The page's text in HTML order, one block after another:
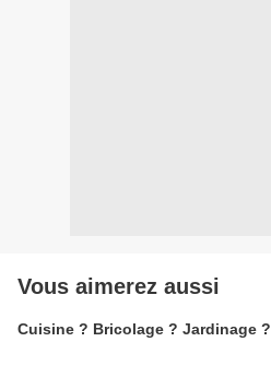
Vous aimerez aussi
Cuisine ? Bricolage ? Jardinage ?